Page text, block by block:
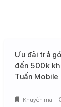
Ưu đãi trả
đến 500k
Tuấn Mobile
Khuyến mãi